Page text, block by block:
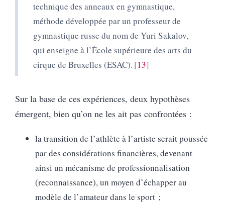
technique des anneaux en gymnastique,
méthode développée par un professeur de
gymnastique russe du nom de Yuri Sakalov,
qui enseigne à l’École supérieure des arts du
cirque de Bruxelles (ESAC). 13
Sur la base de ces expériences, deux hypothèses
émergent, bien qu’on ne les ait pas confrontées :
la transition de l’athlète à l’artiste serait poussée
par des considérations financières, devenant
ainsi un mécanisme de professionnalisation
(reconnaissance), un moyen d’échapper au
modèle de l’amateur dans le sport ;